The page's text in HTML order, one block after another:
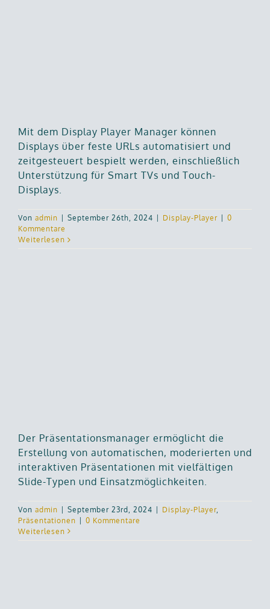
Mit dem Display Player Manager können
Displays über feste URLs automatisiert und
zeitgesteuert bespielt werden, einschließlich
Unterstützung für Smart TVs und Touch-
Displays.
Von admin September 26th, 2024 Display-Player
0
Kommentare
Weiterlesen
Der Präsentationsmanager ermöglicht die
Erstellung von automatischen, moderierten und
interaktiven Präsentationen mit vielfältigen
Slide-Typen und Einsatzmöglichkeiten.
Von admin | September 23rd, 2024 | Display-Player,
Präsentationen | 0 Kommentare
Weiterlesen